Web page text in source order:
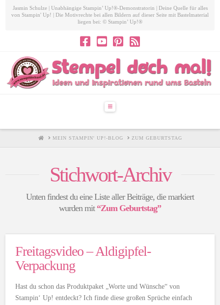
Jasmin Schulze | Unabhängige Stampin’ Up!®-Demonstratorin | Deine Quelle für alles
von Stampin' Up! | Die Motivrechte bei allen Bildern auf dieser Seite mit Bastelmaterial
liegen bei: © Stampin’ Up!®
Navigation
HOMEMEIN STAMPIN' UP!-BLOG ZUM GEBURTSTAG
Stichwort-Archiv
Unten findest du eine Liste aller Beiträge, die markiert
wurden mit “Zum Geburtstag”
Freitagsvideo – Aldigipfel-
Verpackung
Hast du schon das Produktpaket „Worte und Wünsche“ von
Stampin‘ Up! entdeckt? Ich finde diese großen Sprüche einfach